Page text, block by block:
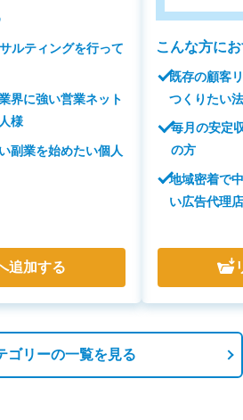
ルティングを行って
界に強い営業ネット
様
副業を始めたい個人
追加する
こんな方に
既存の顧客
つくりたい
毎月の安定
の方
地域密着で
い広告代理
ゴリーの一覧を見る